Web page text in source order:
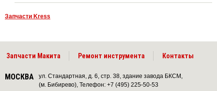
Запчасти Kress
Запчасти Макита Ремонт инструмента Контакты
МОСКВА
ул. Стандартная, д. 6, стр. 38, здание завода БКСМ,
(м. Бибирево), Телефон: +7 (495) 225-50-53